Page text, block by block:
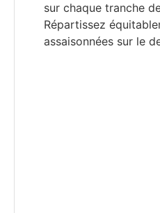
sur chaque tranche
Répartissez
assaisonnées sur le